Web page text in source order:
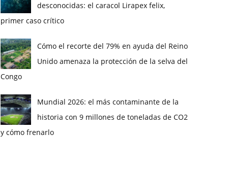
desconocidas: el caracol Lirapex felix,
primer caso crítico
Cómo el recorte del 79% en ayuda del Reino
Unido amenaza la protección de la selva del
Congo
Mundial 2026: el más contaminante de la
historia con 9 millones de toneladas de CO2
y cómo frenarlo